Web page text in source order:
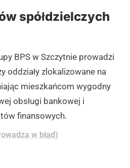
spółdzielczych
BPS w Szczytnie prowadzi
oddziały zlokalizowane na
mieszkańcom wygodny
obsługi bankowej i
finansowych.
w błąd)